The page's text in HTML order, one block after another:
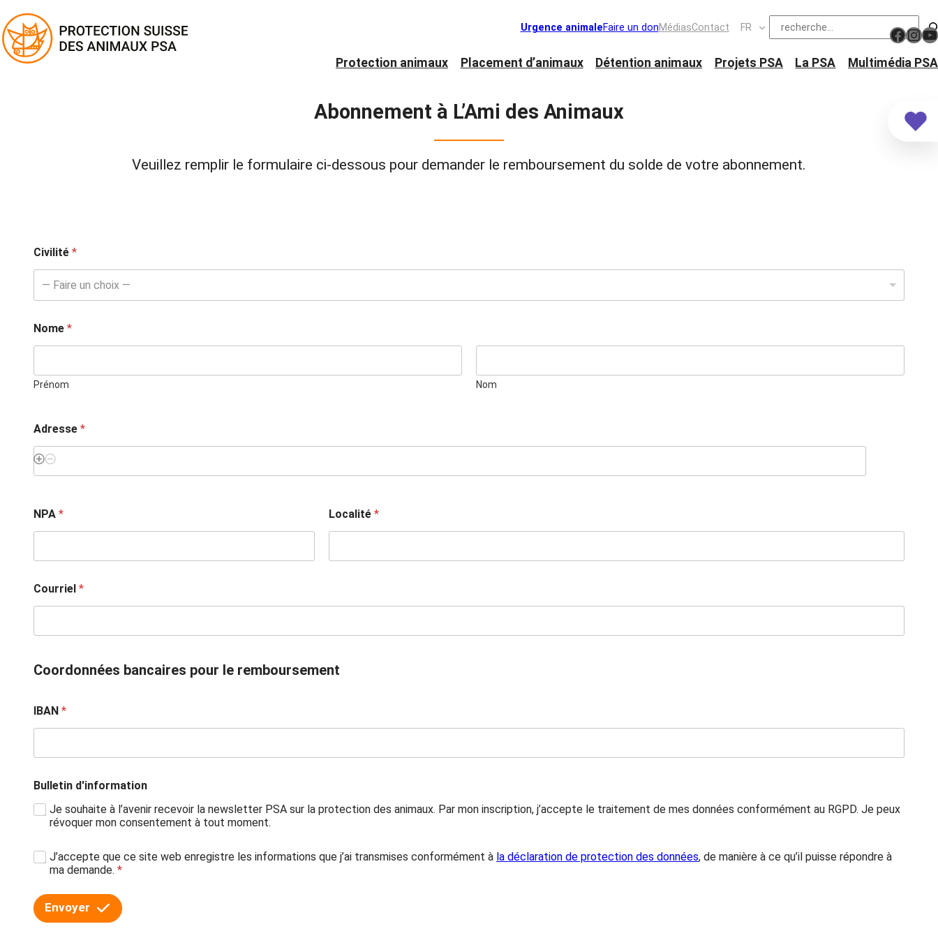
Urgence animaleFaire un donMédiasContact FR
Suchen
https://www.facebook.com/
Protection animaux Placement d’animaux Détention animaux Projets PSA La PSA Multimédia PSA
Abonnement à L’Ami des Animaux
Veuillez remplir le formulaire ci-dessous pour demander le remboursement du solde de votre abonnement.
o
m
i
n
f
r
m
i
n
*
Civilité *
— Faire un choix —
Nome *
Prénom Nom
Adresse *
NPA * Localité *
Courriel *
Coordonnées bancaires pour le remboursement
IBAN *
Bulletin d'information
Je souhaite à l’avenir recevoir la newsletter PSA sur la protection des animaux. Par mon inscription, j’accepte le traitement de mes données conformément au RGPD. Je peux
révoquer mon consentement à tout moment.
C
s
e
n
J’accepte que ce site web enregistre les informations que j’ai transmises conformément à la déclaration de protection des données, de manière à ce qu’il puisse répondre à
ma demande. *
Envoyer